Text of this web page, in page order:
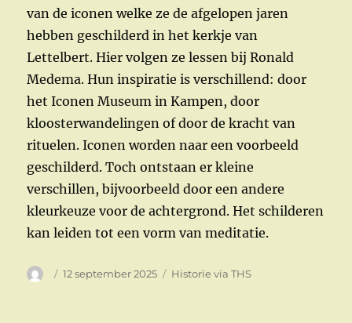
van de iconen welke ze de afgelopen jaren
hebben geschilderd in het kerkje van
Lettelbert. Hier volgen ze lessen bij Ronald
Medema. Hun inspiratie is verschillend: door
het Iconen Museum in Kampen, door
kloosterwandelingen of door de kracht van
rituelen. Iconen worden naar een voorbeeld
geschilderd. Toch ontstaan er kleine
verschillen, bijvoorbeeld door een andere
kleurkeuze voor de achtergrond. Het schilderen
kan leiden tot een vorm van meditatie.
Auteur
Geplaatst
12 september 2025 Categorieën
Historie via THS